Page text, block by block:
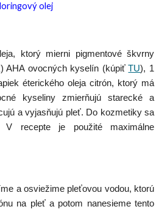
olej
ktorý mierni pigmentové škvrny
AHA ovocných kyselín (kúpiť TU), 1
éterického oleja citrón, ktorý má
kyseliny zmierňujú starecké a
a vyjasňujú pleť. Do kozmetiky sa
V recepte je použité maximálne
a osviežime pleťovou vodou, ktorú
na pleť a potom nanesieme tento